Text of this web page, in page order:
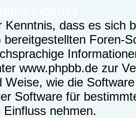
Kenntnis, dass es sich
bereitgestellten Foren-
www.phpbb.de zur
Weise, wie die
Software für
nehmen.